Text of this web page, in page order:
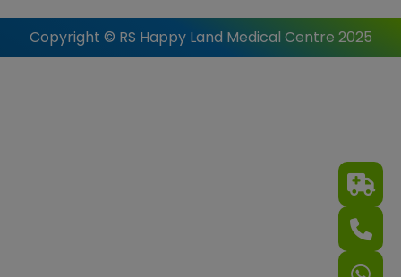
Copyright © RS Happy Land Medical Centre 2025